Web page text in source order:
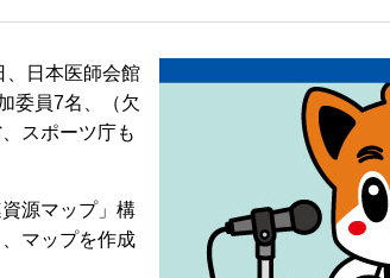
日本医師会館
委員7名、（欠
スポーツ庁も
源マップ」構
マップを作成